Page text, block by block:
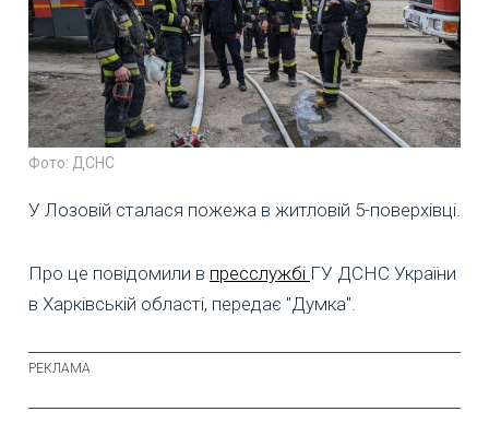
Фото: ДСНС
У Лозовій сталася пожежа в житловій 5-поверхівці.
Про це повідомили в пресслужбі ГУ ДСНС України
в Харківській області, передає "Думка".